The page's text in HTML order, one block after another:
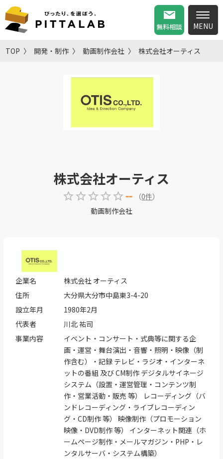
無料相談
TOP 開発・制作 動画制作会社 株式会社オーティス
株式会社オーティス
-- （0件）
動画制作会社
企業名
株式会社 オーティス
住所
大分県大分市中島東3-4-20
設立年月
1980年2月
代表者
川北 祐司
事業内容
イベント・コンサート・式典等に関する企
画・運営・舞台演出・音響・照明・映像（制
作含む）・記録 テレビ・ラジオ・インターネ
ットの番組 及び CM制作 デジタルサイネージ
システム（設置・運営管理・コンテンツ制
作・営業活動・販売 等） レコーディング（バ
ンドレコーディング・ライブレコーディン
グ・CD制作 等） 映像制作（プロモーション
映像・DVD制作 等） インターネット関連（ホ
ームページ制作・メールマガジン・PHP・レ
ンタルサーバ・システム構築）